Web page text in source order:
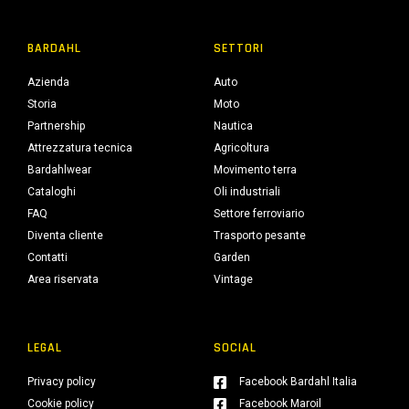
BARDAHL
Azienda
Storia
Partnership
Attrezzatura tecnica
Bardahlwear
Cataloghi
FAQ
Diventa cliente
Contatti
Area riservata
SETTORI
Auto
Moto
Nautica
Agricoltura
Movimento terra
Oli industriali
Settore ferroviario
Trasporto pesante
Garden
Vintage
LEGAL
Privacy policy
Cookie policy
SOCIAL
Facebook Bardahl Italia
Facebook Maroil